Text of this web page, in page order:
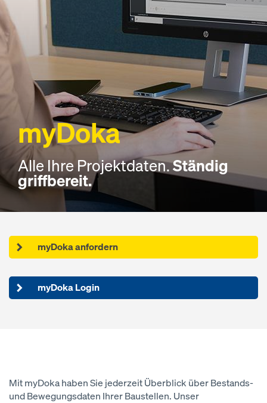
myDoka
Alle Ihre Projektdaten.Ständig
griffbereit.
myDoka anfordern
myDoka Login
Mit myDoka haben Sie jederzeit Überblick über Bestands-
und Bewegungsdaten Ihrer Baustellen. Unser